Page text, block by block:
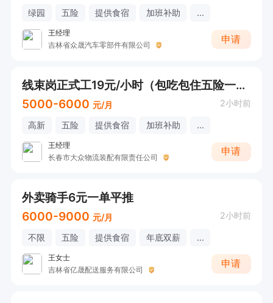
绿园 五险 提供食宿 加班补助 ...
王经理
吉林省众晟汽车零部件有限公司
申请
线束岗正式工19元/小时（包吃包住五险一金）
5000-6000 元/月 2小时前
高新 五险 提供食宿 加班补助 ...
王经理
长春市大众物流装配有限责任公司
申请
外卖骑手6元一单平推
6000-9000 元/月 2小时前
不限 五险 提供食宿 年底双薪 ...
王女士
吉林省亿晟配送服务有限公司
申请